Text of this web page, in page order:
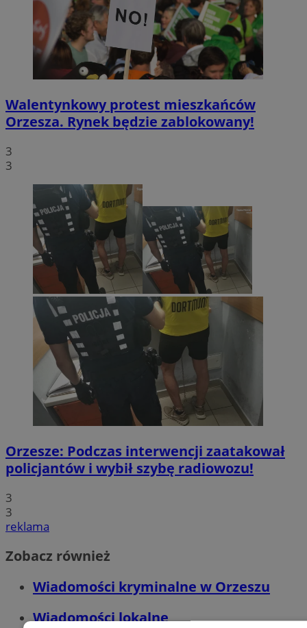
Walentynkowy protest mieszkańców
Orzesza. Rynek będzie zablokowany!
3
3
Orzesze: Podczas interwencji zaatakował
policjantów i wybił szybę radiowozu!
3
3
reklama
Zobacz również
Wiadomości kryminalne w Orzeszu
Wiadomości lokalne